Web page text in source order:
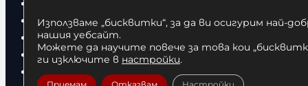
Боксови чували
Боксови ръкавици
Дрехи
Използваме „бисквитки“, за да ви осигурим най-
нашия уебсайт.
Можете да научите повече за това кои
ги изключите в настройки.